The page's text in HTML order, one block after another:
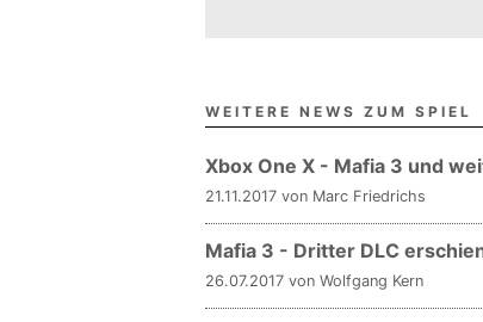
WEITERE NEWS ZUM SPIEL
Xbox One X - Mafia 3 und
21.11.2017 von Marc Friedrichs
Mafia 3 - Dritter DLC
26.07.2017 von Wolfgang Kern